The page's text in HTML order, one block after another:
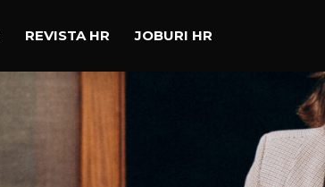
REVISTA HR JOBURI HR